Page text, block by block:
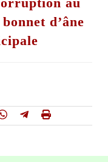
d’âne